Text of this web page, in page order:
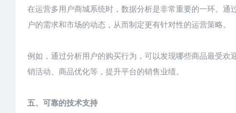
在运营多用户商城系统时，数据分析是非常重要的一环。
户的需求和市场的动态，从而制定更有针对性的运营策略。
例如，通过分析用户的购买行为，可以发现哪些商品最受
销活动、商品优化等，提升平台的销售业绩。
五、可靠的技术支持